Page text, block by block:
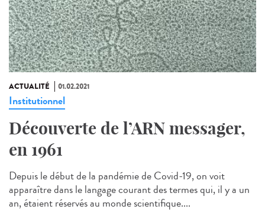
ACTUALITÉ 01.02.2021
Institutionnel
Découverte de l’ARN messager,
en 1961
Depuis le début de la pandémie de Covid-19, on voit
apparaître dans le langage courant des termes qui, il y a un
an, étaient réservés au monde scientifique....